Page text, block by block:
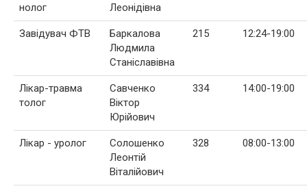
нолог
Леонідівна
Завідувач ФТВ
Баркалова
Людмила
Станіславівна
215 12:24-19:00
Лікар-травма
толог
Савченко
Віктор
Юрійович
334 14:00-19:00
Лікар - уролог
Солошенко
Леонтій
Віталійович
328 08:00-13:00